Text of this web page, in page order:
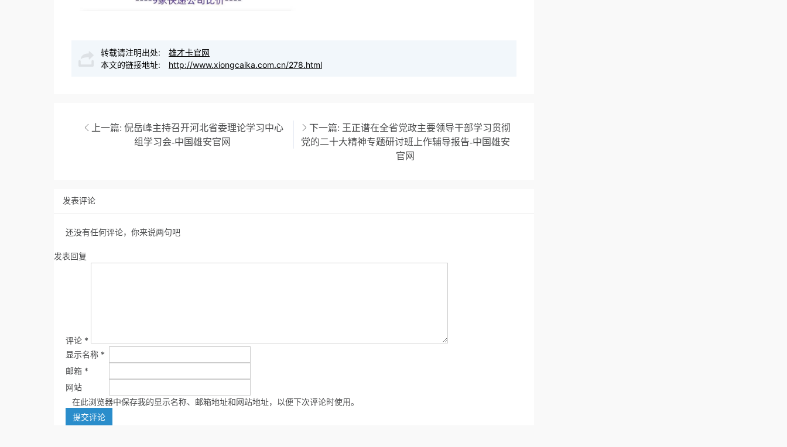
转载请注明出处:
雄才卡官网
本文的链接地址:
http://www.xiongcaika.com.cn/278.html
上一篇: 倪岳峰主持召开河北省委理论学习中心
组学习会-中国雄安官网
下一篇: 王正谱在全省党政主要领导干部学习贯彻
党的二十大精神专题研讨班上作辅导报告-中国雄安
官网
发表评论
还没有任何评论，你来说两句吧
发表回复
评论 *
显示名称 *
邮箱 *
网站
在此浏览器中保存我的显示名称、邮箱地址和网站地址，以便下次评论时使用。